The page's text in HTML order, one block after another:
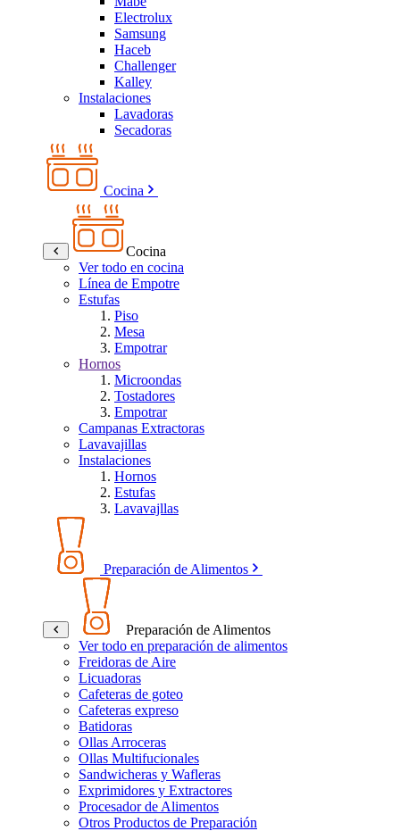
Electrolux
Samsung
Haceb
Challenger
Kalley
Instalaciones
Lavadoras
Secadoras
Cocina
Cocina
Ver todo en cocina
Línea de Empotre
Estufas
Piso
Mesa
Empotrar
Hornos
Microondas
Tostadores
Empotrar
Campanas Extractoras
Lavavajillas
Instalaciones
Hornos
Estufas
Lavavajllas
Preparación de Alimentos
Preparación de Alimentos
Ver todo en preparación de alimentos
Freidoras de Aire
Licuadoras
Cafeteras de goteo
Cafeteras expreso
Batidoras
Ollas Arroceras
Ollas Multifucionales
Sandwicheras y Wafleras
Exprimidores y Extractores
Procesador de Alimentos
Otros Productos de Preparación